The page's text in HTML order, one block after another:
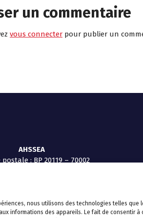
nous utilisons des technologies telles que
informations des appareils. Le fait de consentir à
un commentaire
vous connecter pour publier un
AHSSEA
postale : BP 20119 – 70002